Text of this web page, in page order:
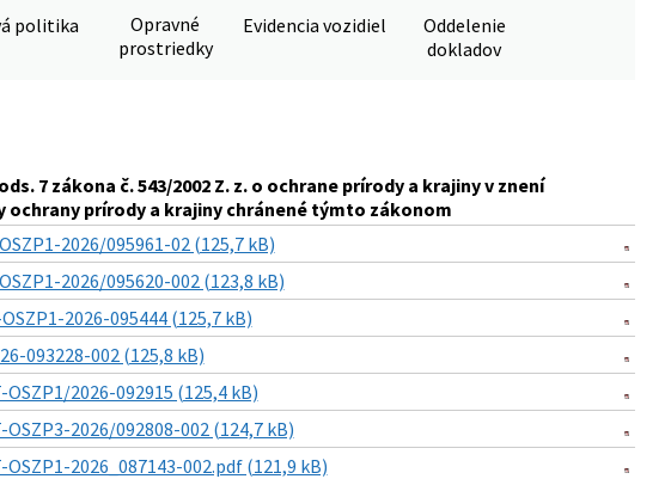
politika
Opravné
prostriedky
Evidencia vozidiel
Oddelenie
dokladov
7 zákona č. 543/2002 Z. z. o ochrane prírody a krajiny v znení
prírody a krajiny chránené týmto zákonom
2026/095961-02 (125,7 kB)
2026/095620-002 (123,8 kB)
2026-095444 (125,7 kB)
093228-002 (125,8 kB)
2026-092915 (125,4 kB)
2026/092808-002 (124,7 kB)
2026_087143-002.pdf (121,9 kB)